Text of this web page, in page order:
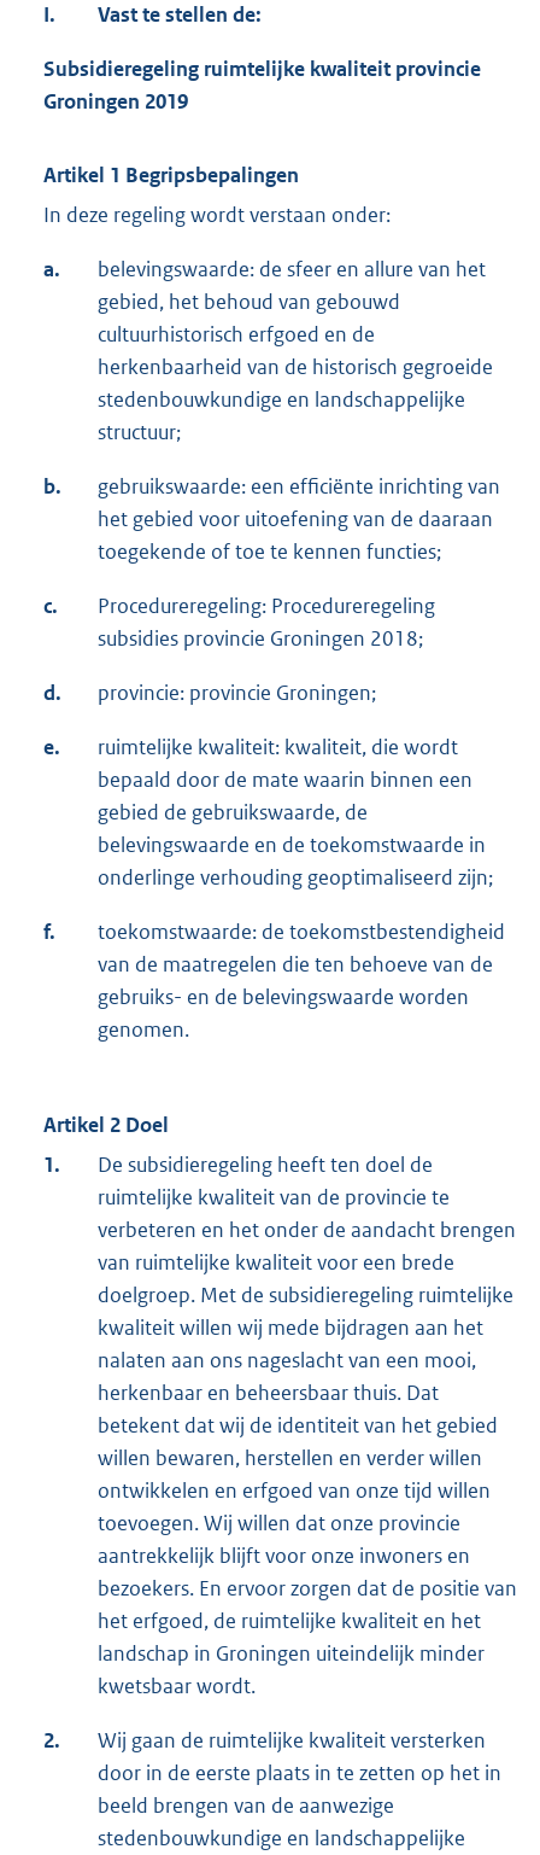
I. Vast te stellen de:
Subsidieregeling ruimtelijke kwaliteit provincie
Groningen 2019
Artikel 1 Begripsbepalingen
In deze regeling wordt verstaan onder:
a.
belevingswaarde: de sfeer en allure van het
gebied, het behoud van gebouwd
cultuurhistorisch erfgoed en de
herkenbaarheid van de historisch gegroeide
stedenbouwkundige en landschappelijke
structuur;
b.
gebruikswaarde: een efficiënte inrichting van
het gebied voor uitoefening van de daaraan
toegekende of toe te kennen functies;
c.
Procedureregeling: Procedureregeling
subsidies provincie Groningen 2018;
d. provincie: provincie Groningen;
e.
ruimtelijke kwaliteit: kwaliteit, die wordt
bepaald door de mate waarin binnen een
gebied de gebruikswaarde, de
belevingswaarde en de toekomstwaarde in
onderlinge verhouding geoptimaliseerd zijn;
f.
toekomstwaarde: de toekomstbestendigheid
van de maatregelen die ten behoeve van de
gebruiks- en de belevingswaarde worden
genomen.
Artikel 2 Doel
1.
De subsidieregeling heeft ten doel de
ruimtelijke kwaliteit van de provincie te
verbeteren en het onder de aandacht brengen
van ruimtelijke kwaliteit voor een brede
doelgroep. Met de subsidieregeling ruimtelijke
kwaliteit willen wij mede bijdragen aan het
nalaten aan ons nageslacht van een mooi,
herkenbaar en beheersbaar thuis. Dat
betekent dat wij de identiteit van het gebied
willen bewaren, herstellen en verder willen
ontwikkelen en erfgoed van onze tijd willen
toevoegen. Wij willen dat onze provincie
aantrekkelijk blijft voor onze inwoners en
bezoekers. En ervoor zorgen dat de positie van
het erfgoed, de ruimtelijke kwaliteit en het
landschap in Groningen uiteindelijk minder
kwetsbaar wordt.
2.
Wij gaan de ruimtelijke kwaliteit versterken
door in de eerste plaats in te zetten op het in
beeld brengen van de aanwezige
stedenbouwkundige en landschappelijke